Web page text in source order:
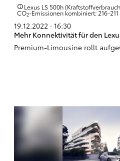
Lexus LS 500h
CO2-Emissionen kombiniert: 216-
19.12.2022 · 16:30
Mehr Konnektivität für den
Premium-Limousine rollt